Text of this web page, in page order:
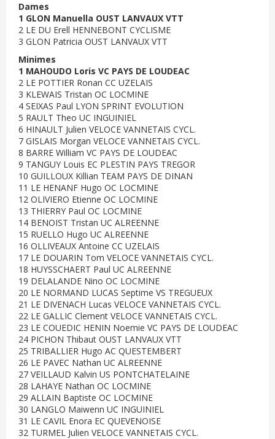
Dames
1 GLON Manuella OUST LANVAUX VTT
2 LE DU Erell HENNEBONT CYCLISME
3 GLON Patricia OUST LANVAUX VTT
Minimes
1 MAHOUDO Loris VC PAYS DE LOUDEAC
2 LE POTTIER Ronan CC UZELAIS
3 KLEWAIS Tristan OC LOCMINE
4 SEIXAS Paul LYON SPRINT EVOLUTION
5 RAULT Theo UC INGUINIEL
6 HINAULT Julien VELOCE VANNETAIS CYCL.
7 GISLAIS Morgan VELOCE VANNETAIS CYCL.
8 BARRE William VC PAYS DE LOUDEAC
9 TANGUY Louis EC PLESTIN PAYS TREGOR
10 GUILLOUX Killian TEAM PAYS DE DINAN
11 LE HENANF Hugo OC LOCMINE
12 OLIVIERO Etienne OC LOCMINE
13 THIERRY Paul OC LOCMINE
14 BENOIST Tristan UC ALREENNE
15 RUELLO Hugo UC ALREENNE
16 OLLIVEAUX Antoine CC UZELAIS
17 LE DOUARIN Tom VELOCE VANNETAIS CYCL.
18 HUYSSCHAERT Paul UC ALREENNE
19 DELALANDE Nino OC LOCMINE
20 LE NORMAND LUCAS Septime VS TREGUEUX
21 LE DIVENACH Lucas VELOCE VANNETAIS CYCL.
22 LE GALLIC Clement VELOCE VANNETAIS CYCL.
23 LE COUEDIC HENIN Noemie VC PAYS DE LOUDEAC
24 PICHON Thibaut OUST LANVAUX VTT
25 TRIBALLIER Hugo AC QUESTEMBERT
26 LE PAVEC Nathan UC ALREENNE
27 VEILLAUD Kalvin US PONTCHATELAINE
28 LAHAYE Nathan OC LOCMINE
29 ALLAIN Baptiste OC LOCMINE
30 LANGLO Maiwenn UC INGUINIEL
31 LE CAVIL Enora EC QUEVENOISE
32 TURMEL Julien VELOCE VANNETAIS CYCL.